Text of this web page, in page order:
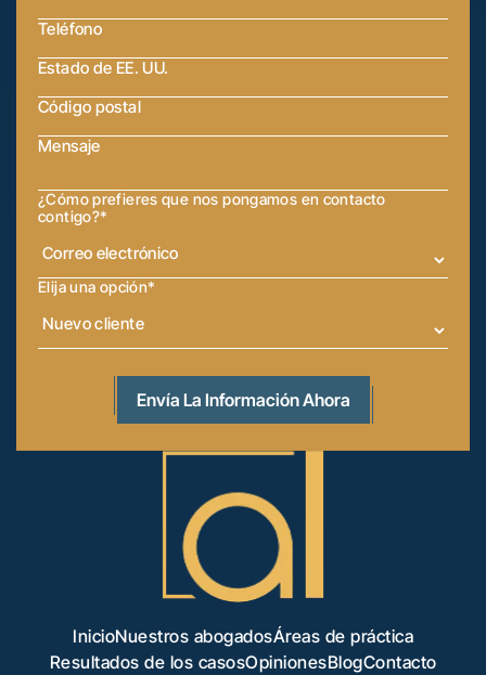
¿Cómo prefieres que nos pongamos en contacto
contigo?*
Elija una opción*
InicioNuestros abogadosÁreas de práctica
Resultados de los casosOpinionesBlogContacto